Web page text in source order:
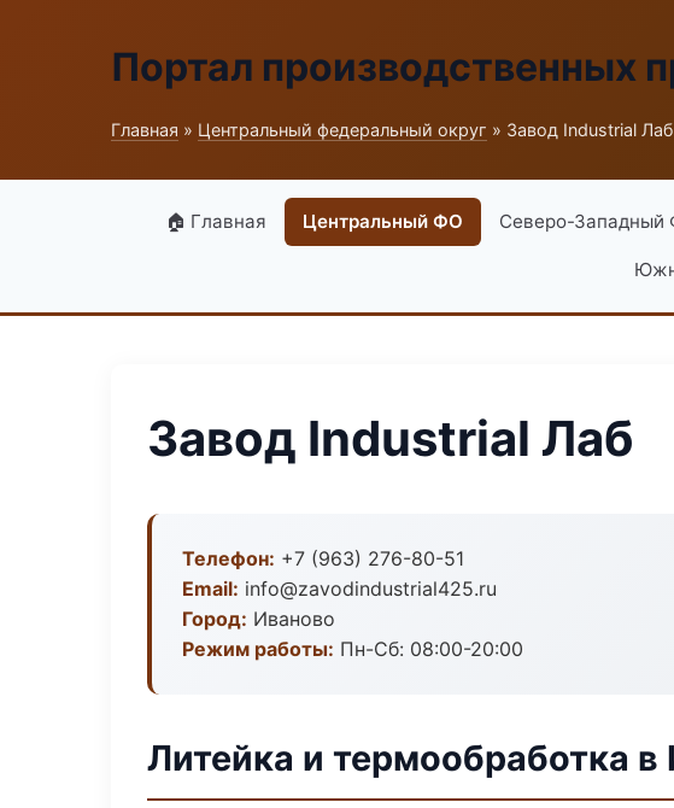
Портал производственных
Главная » Центральный федеральный округ » Завод Industrial Лаб
🏠 Главная Центральный ФО Северо-Западный
Завод Industrial Лаб
Телефон: +7 (963) 276-80-51
Email: info@zavodindustrial425.ru
Город: Иваново
Режим работы: Пн-Сб: 08:00-20:00
Литейка и термообработка в